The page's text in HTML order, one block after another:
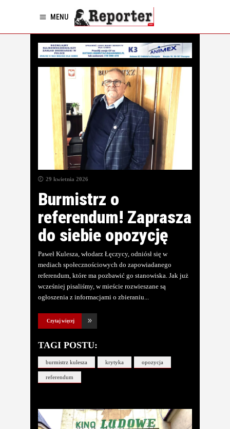
MENU
29 kwietnia 2026
Burmistrz o
referendum! Zaprasza
do siebie opozycję
Paweł Kulesza, włodarz Łęczycy, odniósł się w
mediach społecznościowych do zapowiadanego
referendum, które ma pozbawić go stanowiska. Jak już
wcześniej pisaliśmy, w mieście rozwieszane są
ogłoszenia z informacjami o zbieraniu
Czytaj więcej
TAGI POSTU:
burmistrz kulesza krytyka opozycja
referendum